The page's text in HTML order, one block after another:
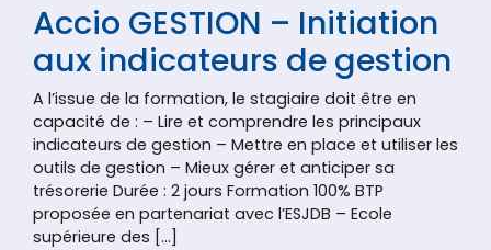
Accio GESTION – Initiation
aux indicateurs de gestion
A l’issue de la formation, le stagiaire doit être en
capacité de : – Lire et comprendre les principaux
indicateurs de gestion – Mettre en place et utiliser les
outils de gestion – Mieux gérer et anticiper sa
trésorerie Durée : 2 jours Formation 100% BTP
proposée en partenariat avec l’ESJDB – Ecole
supérieure des […]